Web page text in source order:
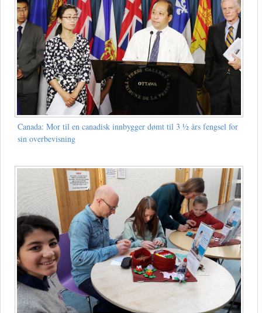
Canada: Mor til en canadisk innbygger dømt til 3 ½ års fengsel for
sin overbevisning